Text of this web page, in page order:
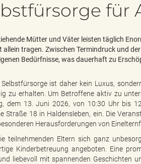
r
für
Mütter und Väter leisten täglich
allein tragen. Zwischen Termindruck und
Bedürfnisse, was dauerhaft zu
Selbstfürsorge ist daher kein Luxus,
zu erhalten. Um Betroffene aktiv zu
dem 13. Juni 2026, von 10:30 Uhr bis
Straße 18 in Haldensleben, ein. Die
Herausforderungen von
teilnehmenden Eltern sich ganz
Kinderbetreuung angeboten. Eine
liebevoll mit spannenden Geschichten